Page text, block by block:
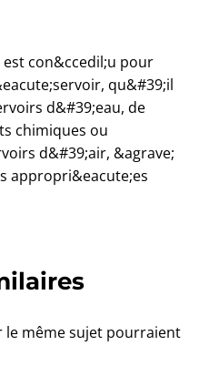
con&ccedil;u pour
qu&#39;il
d&#39;eau, de
chimiques ou
d&#39;air, &agrave;
appropri&eacute;es
le même sujet pourraient